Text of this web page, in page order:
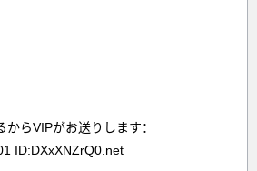
らVIPがお送りします：
ID:DXxXNZrQ0.net